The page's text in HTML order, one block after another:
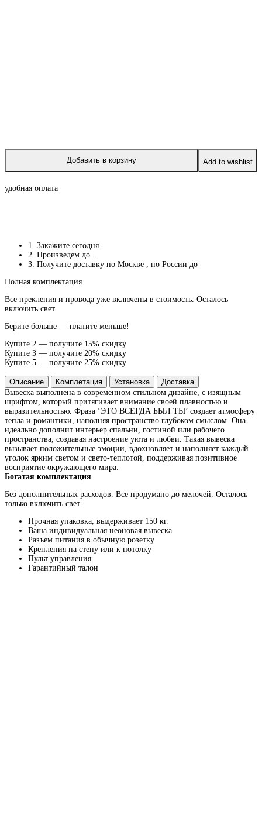
Добавить в корзину Add to wishlist
удобная оплата
1. Закажите сегодня
2. Произведем до
3. Получите доставку по Москве
, по России до
Полная комплектация
Все прекления и провода уже включены в стоимость. Осталось
включить свет.
Берите больше — платите меньше!
Купите 2 — получите 15% скидку
Купите 3 — получите 20% скидку
Купите 5 — получите 25% скидку
Описание Комплетация Установка
Доставка
Вывеска выполнена в современном стильном дизайне, с изящным
шрифтом, который притягивает внимание своей плавностью и
выразительностью. Фраза ‘ЭТО ВСЕГДА БЫЛ ТЫ’ создает атмосферу
тепла и романтики, наполняя пространство глубоком смыслом. Она
идеально дополнит интерьер спальни, гостиной или рабочего
пространства, создавая настроение уюта и любви. Такая вывеска
вызывает положительные эмоции, вдохновляет и наполняет каждый
уголок ярким светом и свето-теплотой, поддерживая позитивное
восприятие окружающего мира.
Богатая комплектация
Без дополнительных расходов. Все продумано до мелочей. Осталось
только включить свет.
Прочная упаковка, выдерживает 150 кг.
Ваша индивидуальная неоновая вывеска
Разъем питания в обычную розетку
Крепления на стену или к потолку
Пульт управления
Гарантийный талон